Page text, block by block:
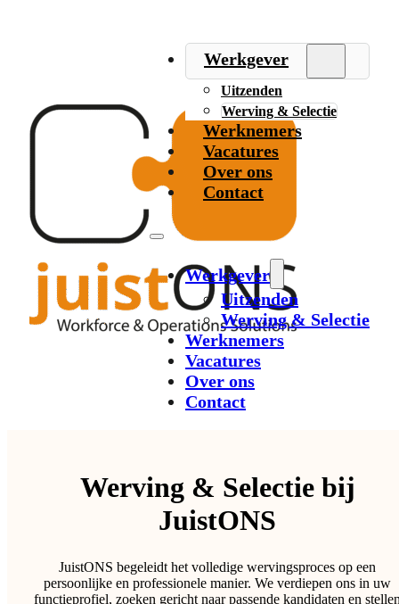
Werkgever
Uitzenden
Werving & Selectie
Werknemers
Vacatures
Over ons
Contact
Werkgever
Uitzenden
Werving & Selectie
Werknemers
Vacatures
Over ons
Contact
Werving & Selectie bij
JuistONS
JuistONS begeleidt het volledige wervingsproces op een
persoonlijke en professionele manier. We verdiepen ons in uw
functieprofiel, zoeken gericht naar passende kandidaten en